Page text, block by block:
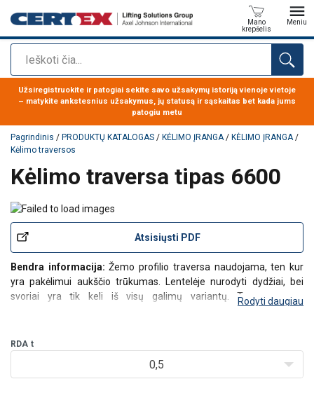
Paieška
Mano
krepšelis
Meniu
Produktas buvo pridėtas prie jūsų užklausos
Užsiregistruokite ir patogiai sekite savo užsakymų istoriją vienoje vietoje
– matykite ankstesnius užsakymus, jų statusą ir sąskaitas bet kada jums
patogiu metu
Pagrindinis / PRODUKTŲ KATALOGAS / KĖLIMO ĮRANGA/ KĖLIMO ĮRANGA/
Kėlimo traversos
Kėlimo traversa tipas 6600
Atsisiųsti PDF
Bendra informacija: Žemo profilio traversa naudojama, ten kur
yra pakėlimui aukščio trūkumas. Lentelėje nurodyti dydžiai, bei
svoriai yra tik keli iš visų galimų variantų. Traversos yra
Rodyti daugiau
RDA t
0,5